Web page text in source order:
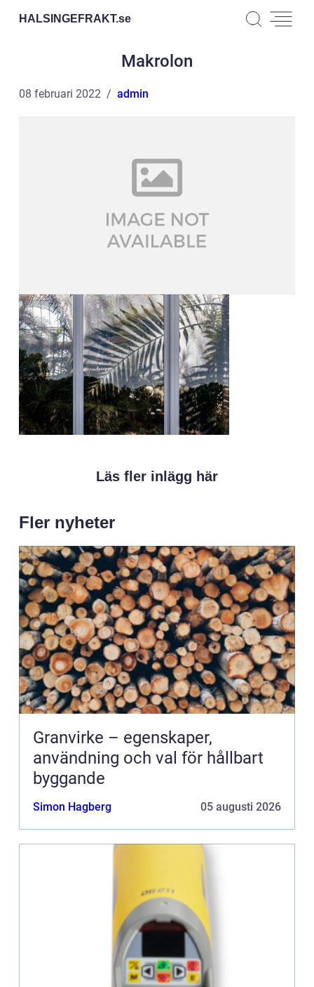
HALSINGEFRAKT.se
Makrolon
08 februari 2022 admin
Läs fler inlägg här
Fler nyheter
Granvirke – egenskaper,
användning och val för hållbart
byggande
Simon Hagberg 05 augusti 2026